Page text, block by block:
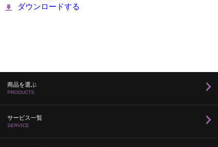
ダウンロードする
商品を選ぶ
PRODUCTS
サービス一覧
SERVICE